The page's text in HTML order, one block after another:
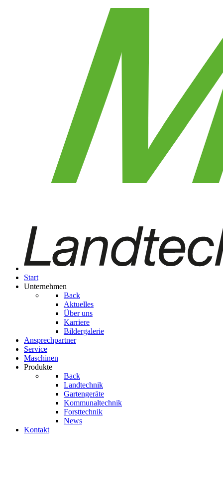
Start
Unternehmen
Back
Aktuelles
Über uns
Karriere
Bildergalerie
Ansprechpartner
Service
Maschinen
Produkte
Back
Landtechnik
Gartengeräte
Kom­mu­nal­tech­nik
Forsttechnik
News
Kontakt